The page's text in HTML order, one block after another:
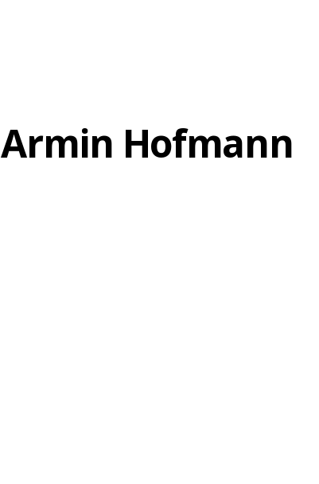
Armin Hofmann